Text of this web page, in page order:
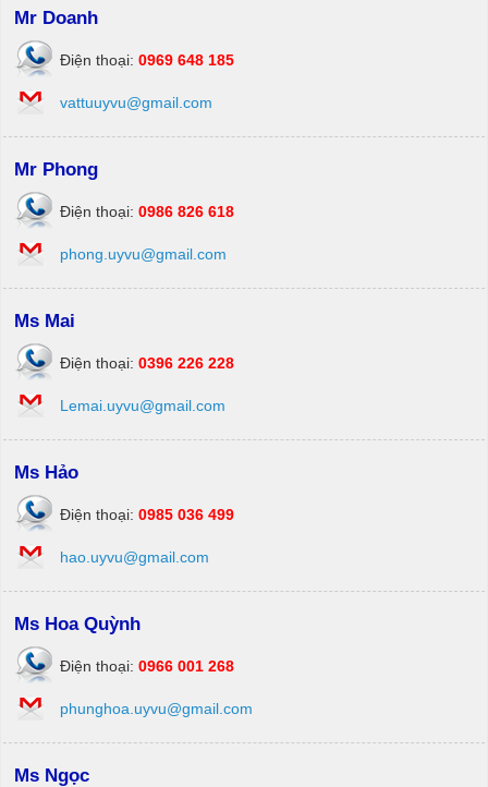
Mr Doanh
Điện thoại: 0969 648 185
vattuuyvu@gmail.com
Mr Phong
Điện thoại: 0986 826 618
phong.uyvu@gmail.com
Ms Mai
Điện thoại: 0396 226 228
Lemai.uyvu@gmail.com
Ms Hảo
Điện thoại: 0985 036 499
hao.uyvu@gmail.com
Ms Hoa Quỳnh
Điện thoại: 0966 001 268
phunghoa.uyvu@gmail.com
Ms Ngọc